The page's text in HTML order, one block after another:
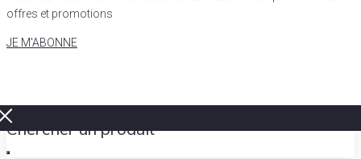
offres et promotions
JE M'ABONNE